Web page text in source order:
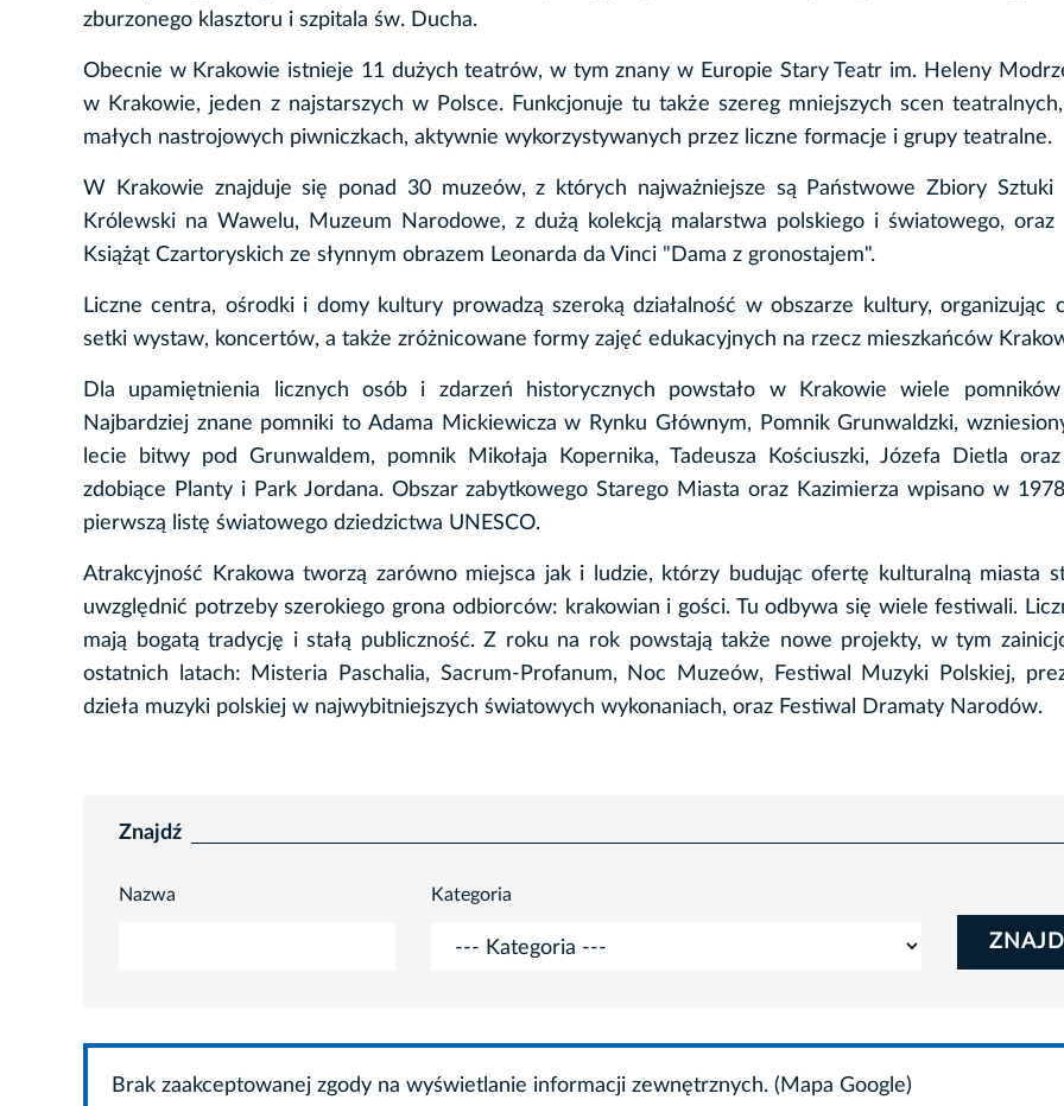
zburzonego klasztoru i szpitala św. Ducha.
Obecnie w Krakowie istnieje 11 dużych teatrów, w tym znany w Europie Stary Teatr im. Heleny
w Krakowie, jeden z najstarszych w Polsce. Funkcjonuje tu także szereg mniejszych scen
małych nastrojowych piwniczkach, aktywnie wykorzystywanych przez liczne formacje i grupy teatralne.
W Krakowie znajduje się ponad 30 muzeów, z których najważniejsze są Państwowe Zbiory Sztuki
Królewski na Wawelu, Muzeum Narodowe, z dużą kolekcją malarstwa polskiego i światowego, oraz
Książąt Czartoryskich ze słynnym obrazem Leonarda da Vinci "Dama z gronostajem".
Liczne centra, ośrodki i domy kultury prowadzą szeroką działalność w obszarze kultury, organizując
setki wystaw, koncertów, a także zróżnicowane formy zajęć edukacyjnych na rzecz mieszkańców
Dla upamiętnienia licznych osób i zdarzeń historycznych powstało w Krakowie wiele
Najbardziej znane pomniki to Adama Mickiewicza w Rynku Głównym, Pomnik Grunwaldzki,
lecie bitwy pod Grunwaldem, pomnik Mikołaja Kopernika, Tadeusza Kościuszki, Józefa Dietla
zdobiące Planty i Park Jordana. Obszar zabytkowego Starego Miasta oraz Kazimierza wpisano w
pierwszą listę światowego dziedzictwa UNESCO.
Atrakcyjność Krakowa tworzą zarówno miejsca jak i ludzie, którzy budując ofertę kulturalną miasta
uwzględnić potrzeby szerokiego grona odbiorców: krakowian i gości. Tu odbywa się wiele festiwali.
mają bogatą tradycję i stałą publiczność. Z roku na rok powstają także nowe projekty, w tym
ostatnich latach: Misteria Paschalia, Sacrum-Profanum, Noc Muzeów, Festiwal Muzyki Polskiej,
dzieła muzyki polskiej w najwybitniejszych światowych wykonaniach, oraz Festiwal Dramaty Narodów.
Znajdź
Nazwa Kategoria
Brak zaakceptowanej zgody na wyświetlanie informacji zewnętrznych. (Mapa Google)